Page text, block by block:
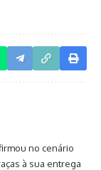
no cenário
à sua entrega